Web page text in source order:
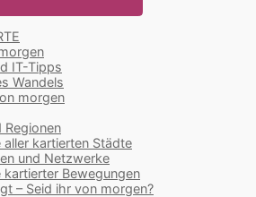
IT-Tipps
Wandels
morgen
Regionen
aller kartierten Städte
und Netzwerke
kartierter Bewegungen
– Seid ihr von morgen?